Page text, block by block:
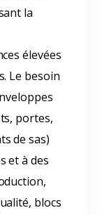
la
élevées
Le besoin
portes,
de sas)
et à des
blocs